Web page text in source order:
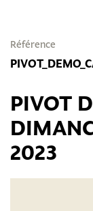
Référence
PIVOT
2023